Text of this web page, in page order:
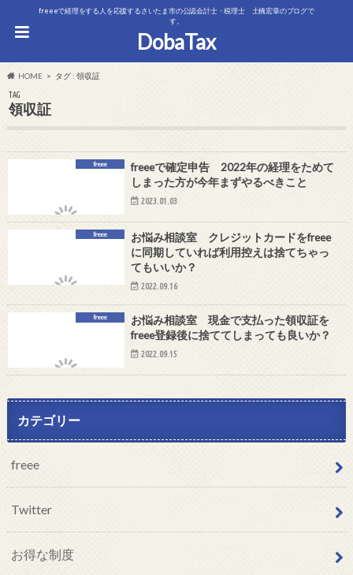
freeeで経理をする人を応援するさいたま市の公認会計士・税理士 土橋宏章のブログで
す。
DobaTax
HOME タグ : 領収証
TAG
領収証
freee
freeeで確定申告 2022年の経理をためて
しまった方が今年まずやるべきこと
2023.01.03
freee
お悩み相談室 クレジットカードをfreee
に同期していれば利用控えは捨てちゃっ
てもいいか？
2022.09.16
freee
お悩み相談室 現金で支払った領収証を
freee登録後に捨ててしまっても良いか？
2022.09.15
カテゴリー
freee
Twitter
お得な制度